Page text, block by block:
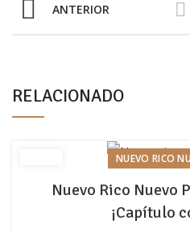
ANTERIOR
RELACIONADO
NUEVO RICO
Nuevo Rico Nuevo
¡Capítulo